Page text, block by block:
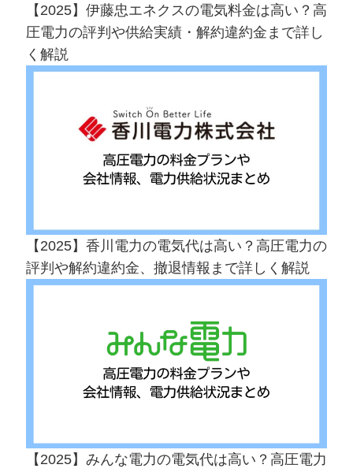
【2025】伊藤忠エネクスの電気料金は高い？高
圧電力の評判や供給実績・解約違約金まで詳し
く解説
【2025】香川電力の電気代は高い？高圧電力の
評判や解約違約金、撤退情報まで詳しく解説
【2025】みんな電力の電気代は高い？高圧電力